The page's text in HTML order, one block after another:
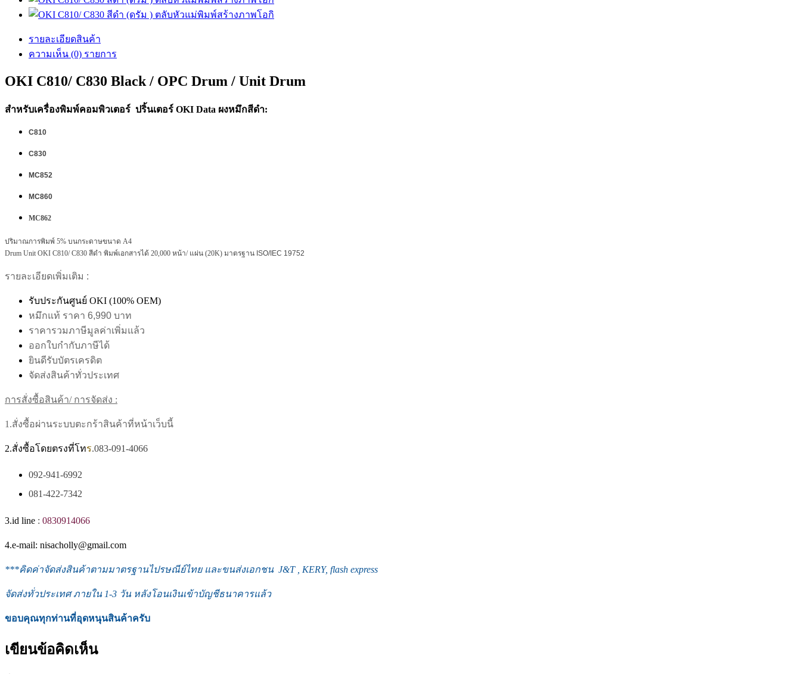
รายละเอียดสินค้า
ความเห็น (0) รายการ
OKI C810/ C830 Black / OPC Drum / Unit Drum
สำหรับเครื่องพิมพ์คอมพิวเตอร์ ปริ้นเตอร์ OKI Data ผงหมึกสีดำ:
C810
C830
MC852
MC860
MC862
ปริมาณการพิมพ์ 5% บนกระดาษขนาด A4
Drum Unit OKI C810/ C830 สีดำ พิมพ์เอกสารได้ 20,000 หน้า/ แผ่น (20K) มาตรฐาน ISO/IEC 19752
รายละเอียดเพิ่มเติม :
รับประกันศูนย์ OKI (100% OEM)
หมึกแท้ ราคา 6,990 บาท
ราคารวมภาษีมูลค่าเพิ่มแล้ว
ออกใบกำกับภาษีได้
ยินดีรับบัตรเครดิต
จัดส่งสินค้าทั่วประเทศ
การสั่งซื้อสินค้า/ การจัดส่ง :
1.สั่งซื้อผ่านระบบตะกร้าสินค้าที่หน้าเว็บนี้
2.สั่งซื้อโดยตรงที่โทร.083-091-4066
092-941-6992
081-422-7342
3.id line : 0830914066
4.e-mail: nisacholly@gmail.com
***คิดค่าจัดส่งสินค้าตามมาตรฐานไปรษณีย์ไทย และขนส่งเอกชน J&T , KERY, flash express
จัดส่งทั่วประเทศ ภายใน 1-3 วัน หลังโอนเงินเข้าบัญชีธนาคารแล้ว
ขอบคุณทุกท่านที่อุดหนุนสินค้าครับ
เขียนข้อคิดเห็น